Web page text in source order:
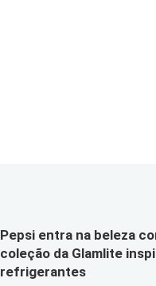
Pepsi entra na beleza
coleção da Glamlite
refrigerantes